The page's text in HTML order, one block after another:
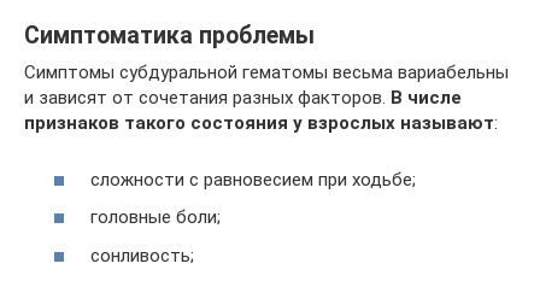
Симптоматика проблемы
Симптомы субдуральной гематомы весьма вариабельны
и зависят от сочетания разных факторов. В числе
признаков такого состояния у взрослых называют:
сложности с равновесием при ходьбе;
головные боли;
сонливость;